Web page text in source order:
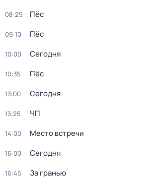
08:25 Пёс
09:10 Пёс
10:00 Сегодня
10:35 Пёс
13:00 Сегодня
13:25 ЧП
14:00 Место встречи
16:00 Сегодня
16:45 За гранью